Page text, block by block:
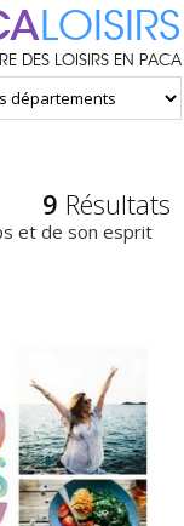
LOISIRS
DES LOISIRS EN PACA
9 Résultats
et de son esprit